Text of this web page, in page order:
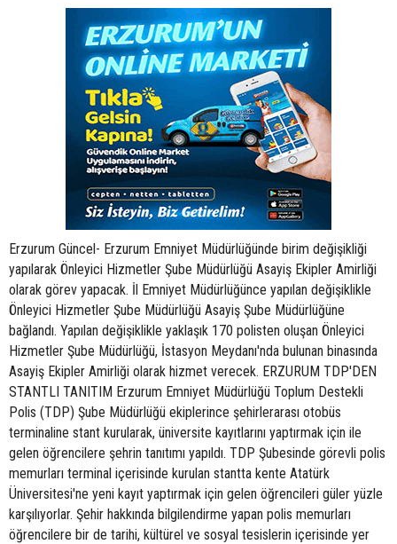
Erzurum Güncel- Erzurum Emniyet Müdürlüğünde birim değişikliği
yapılarak Önleyici Hizmetler Şube Müdürlüğü Asayiş Ekipler Amirliği
olarak görev yapacak. İl Emniyet Müdürlüğünce yapılan değişiklikle
Önleyici Hizmetler Şube Müdürlüğü Asayiş Şube Müdürlüğüne
bağlandı. Yapılan değişiklikle yaklaşık 170 polisten oluşan Önleyici
Hizmetler Şube Müdürlüğü, İstasyon Meydanı'nda bulunan binasında
Asayiş Ekipler Amirliği olarak hizmet verecek. ERZURUM TDP'DEN
STANTLI TANITIM Erzurum Emniyet Müdürlüğü Toplum Destekli
Polis (TDP) Şube Müdürlüğü ekiplerince şehirlerarası otobüs
terminaline stant kurularak, üniversite kayıtlarını yaptırmak için ile
gelen öğrencilere şehrin tanıtımı yapıldı. TDP Şubesinde görevli polis
memurları terminal içerisinde kurulan stantta kente Atatürk
Üniversitesi'ne yeni kayıt yaptırmak için gelen öğrencileri güler yüzle
karşılıyorlar. Şehir hakkında bilgilendirme yapan polis memurları
öğrencilere bir de tarihi, kültürel ve sosyal tesislerin içerisinde yer